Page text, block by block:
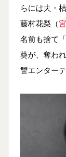
らには夫・
藤村花梨（
名前も捨て
葵が、奪わ
讐エンター